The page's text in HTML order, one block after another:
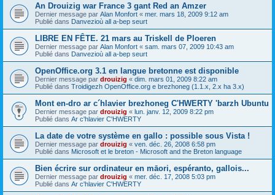
An Drouizig war France 3 gant Red an Amzer
Dernier message par Alan Monfort « mer. mars 18, 2009 9:12 am
Publié dans Danvezioù all a-bep seurt
LIBRE EN FÊTE. 21 mars au Triskell de Ploeren
Dernier message par Alan Monfort « sam. mars 07, 2009 10:43 am
Publié dans Danvezioù all a-bep seurt
OpenOffice.org 3.1 en langue bretonne est disponible
Dernier message par drouizig « dim. mars 01, 2009 8:22 am
Publié dans Troidigezh OpenOffice.org e brezhoneg (1.1.x, 2.x ha 3.x)
Mont en-dro ar c´hlavier brezhoneg C'HWERTY 'barzh Ubuntu
Dernier message par drouizig « lun. janv. 12, 2009 8:22 pm
Publié dans Ar c'hlavier C'HWERTY
La date de votre système en gallo : possible sous Vista !
Dernier message par drouizig « ven. déc. 26, 2008 6:58 pm
Publié dans Microsoft et le breton - Microsoft and the Breton language
Bien écrire sur ordinateur en māori, espéranto, gallois...
Dernier message par drouizig « mer. déc. 17, 2008 5:03 pm
Publié dans Ar c'hlavier C'HWERTY